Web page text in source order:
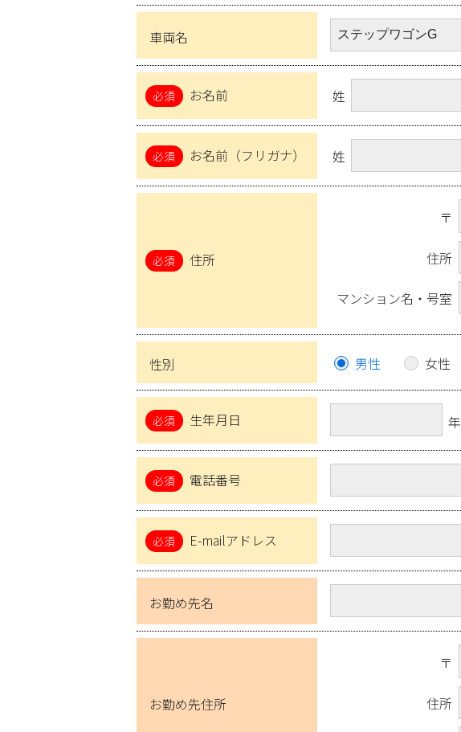
車両名
お名前 姓
お名前（フリガナ） 姓
住所
〒
住所
マンション名・号室
性別 男性 女性
生年月日 年
電話番号
E-mailアドレス
お勤め先名
お勤め先住所
〒
住所